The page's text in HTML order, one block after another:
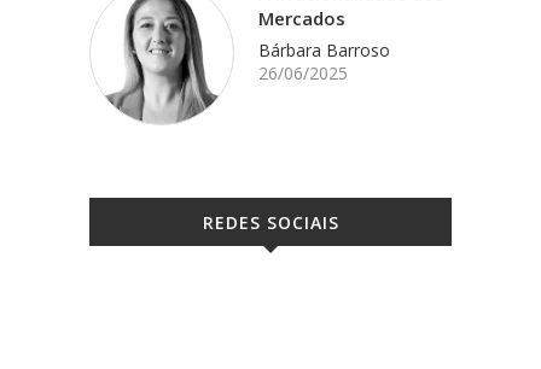
Mercados
Bárbara Barroso
26/06/2025
REDES SOCIAIS